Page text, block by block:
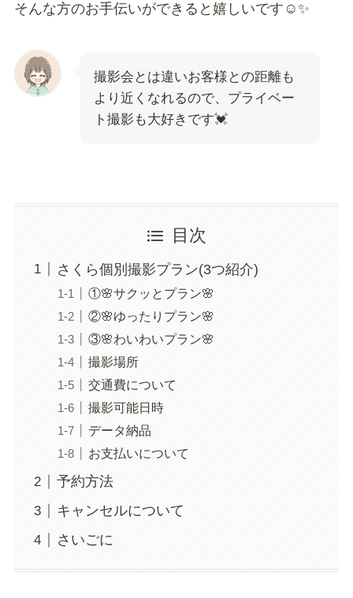
そんな方のお手伝いができると嬉しいです☺️✨
撮影会とは違いお客様との距離も
より近くなれるので、プライベー
ト撮影も大好きです💓
目次
さくら個別撮影プラン(3つ紹介)
①🌸サクッとプラン🌸
②🌸ゆったりプラン🌸
③🌸わいわいプラン🌸
撮影場所
交通費について
撮影可能日時
データ納品
お支払いについて
予約方法
キャンセルについて
さいごに